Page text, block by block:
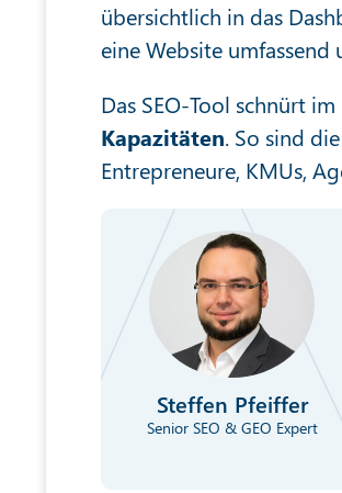
übersichtlich in das
eine Website umfassend
Das SEO-Tool schnürt
Kapazitäten. So sind
Entrepreneure, KMUs,
Steffen Pfeiffer
Senior SEO & GEO Expert